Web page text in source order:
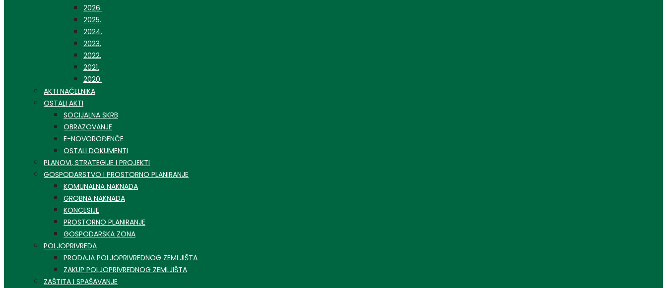
2026.
2025.
2024.
2023.
2022.
2021.
2020.
AKTI NAČELNIKA
OSTALI AKTI
SOCIJALNA SKRB
OBRAZOVANJE
E-NOVOROĐENČE
OSTALI DOKUMENTI
PLANOVI, STRATEGIJE I PROJEKTI
GOSPODARSTVO I PROSTORNO PLANIRANJE
KOMUNALNA NAKNADA
GROBNA NAKNADA
KONCESIJE
PROSTORNO PLANIRANJE
GOSPODARSKA ZONA
POLJOPRIVREDA
PRODAJA POLJOPRIVREDNOG ZEMLJIŠTA
ZAKUP POLJOPRIVREDNOG ZEMLJIŠTA
ZAŠTITA I SPAŠAVANJE